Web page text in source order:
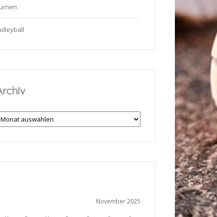
Archiv
November 2025